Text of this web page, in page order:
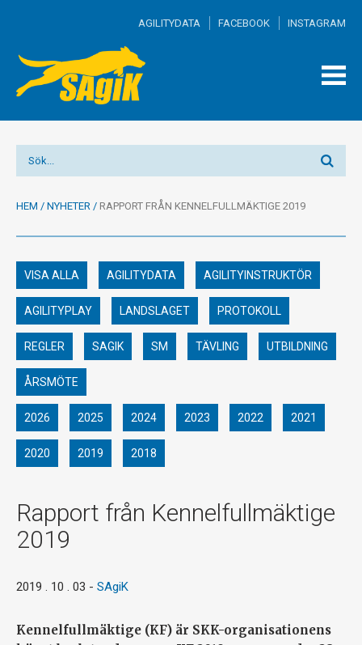
AGILITYDATA FACEBOOK INSTAGRAM
HEM / NYHETER / RAPPORT FRÅN KENNELFULLMÄKTIGE 2019
VISA ALLA AGILITYDATA AGILITYINSTRUKTÖR
AGILITYPLAY LANDSLAGET PROTOKOLL
REGLER SAGIK SM TÄVLING UTBILDNING
ÅRSMÖTE
2026 2025 2024 2023 2022 2021
2020 2019 2018
Rapport från Kennelfullmäktige
2019
2019 . 10 . 03 - SAgiK
Kennelfullmäktige (KF) är SKK-organisationens